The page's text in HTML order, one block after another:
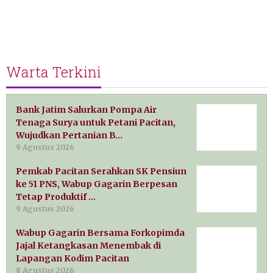
Warta Terkini
Bank Jatim Salurkan Pompa Air
Tenaga Surya untuk Petani Pacitan,
Wujudkan Pertanian B…
9 Agustus 2026
Pemkab Pacitan Serahkan SK Pensiun
ke 51 PNS, Wabup Gagarin Berpesan
Tetap Produktif …
9 Agustus 2026
Wabup Gagarin Bersama Forkopimda
Jajal Ketangkasan Menembak di
Lapangan Kodim Pacitan
8 Agustus 2026